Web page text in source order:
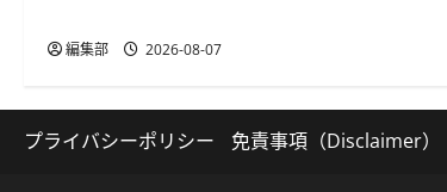
編集部 2026-08-07
プライバシーポリシー 免責事項（Disclaimer）